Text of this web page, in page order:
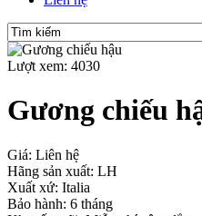
Lượt xem: 4030
Gương chiếu
Giá: Liên hệ
Hãng sản xuất: LH
Xuất xứ: Italia
Bảo hành: 6 tháng